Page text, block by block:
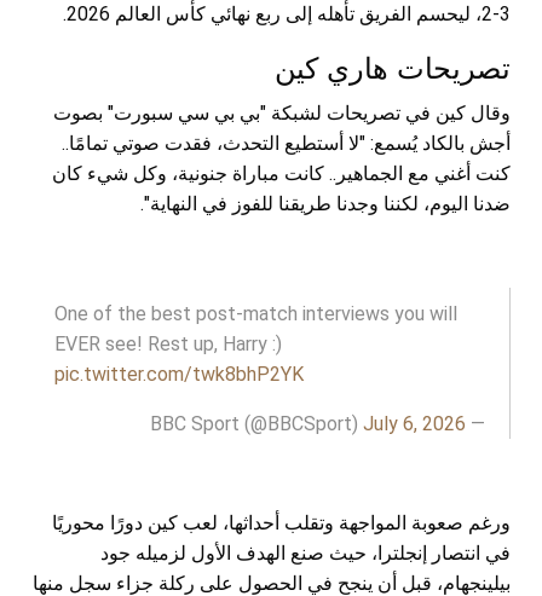
3-2، ليحسم الفريق تأهله إلى ربع نهائي كأس العالم 2026.
تصريحات هاري كين
وقال كين في تصريحات لشبكة "بي بي سي سبورت" بصوت
أجش بالكاد يُسمع: "لا أستطيع التحدث، فقدت صوتي تمامًا..
كنت أغني مع الجماهير.. كانت مباراة جنونية، وكل شيء كان
ضدنا اليوم، لكننا وجدنا طريقنا للفوز في النهاية".
One of the best post-match interviews you will
EVER see! Rest up, Harry :)
pic.twitter.com/twk8bhP2YK
— BBC Sport (@BBCSport)
July 6, 2026
ورغم صعوبة المواجهة وتقلب أحداثها، لعب كين دورًا محوريًا
في انتصار إنجلترا، حيث صنع الهدف الأول لزميله جود
بيلينجهام، قبل أن ينجح في الحصول على ركلة جزاء سجل منها